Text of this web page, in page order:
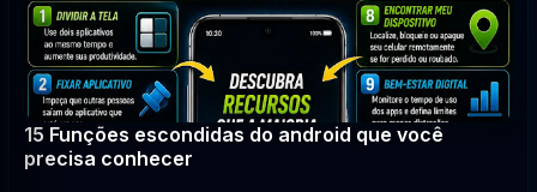
15 Funções escondidas do android que você
precisa conhecer